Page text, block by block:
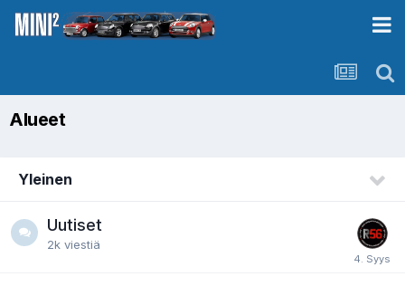
Alueet
Yleinen
Uutiset
2k viestiä